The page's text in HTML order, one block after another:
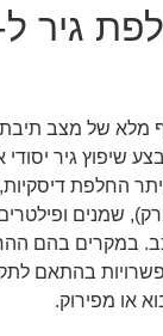
גיר ל-
מלא של מצב תיבת
גיר יסודי
החלפת דיסקיות,
שמנים ופילטרים,
במקרים בהם
בהתאם
או מפירוק.